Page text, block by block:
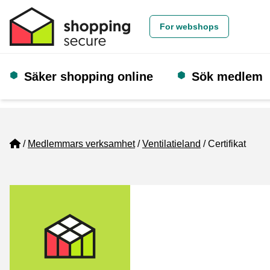
For webshops
Säker shopping online Sök medlem
Home
Medlemmars verksamhet Ventilatieland Certifikat